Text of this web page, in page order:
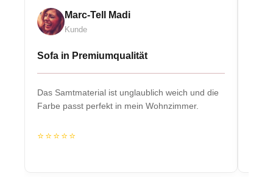
Marc-Tell Madi
Kunde
Sofa in Premiumqualität
Das Samtmaterial ist unglaublich weich und die
Farbe passt perfekt in mein Wohnzimmer.
⭐⭐⭐⭐⭐